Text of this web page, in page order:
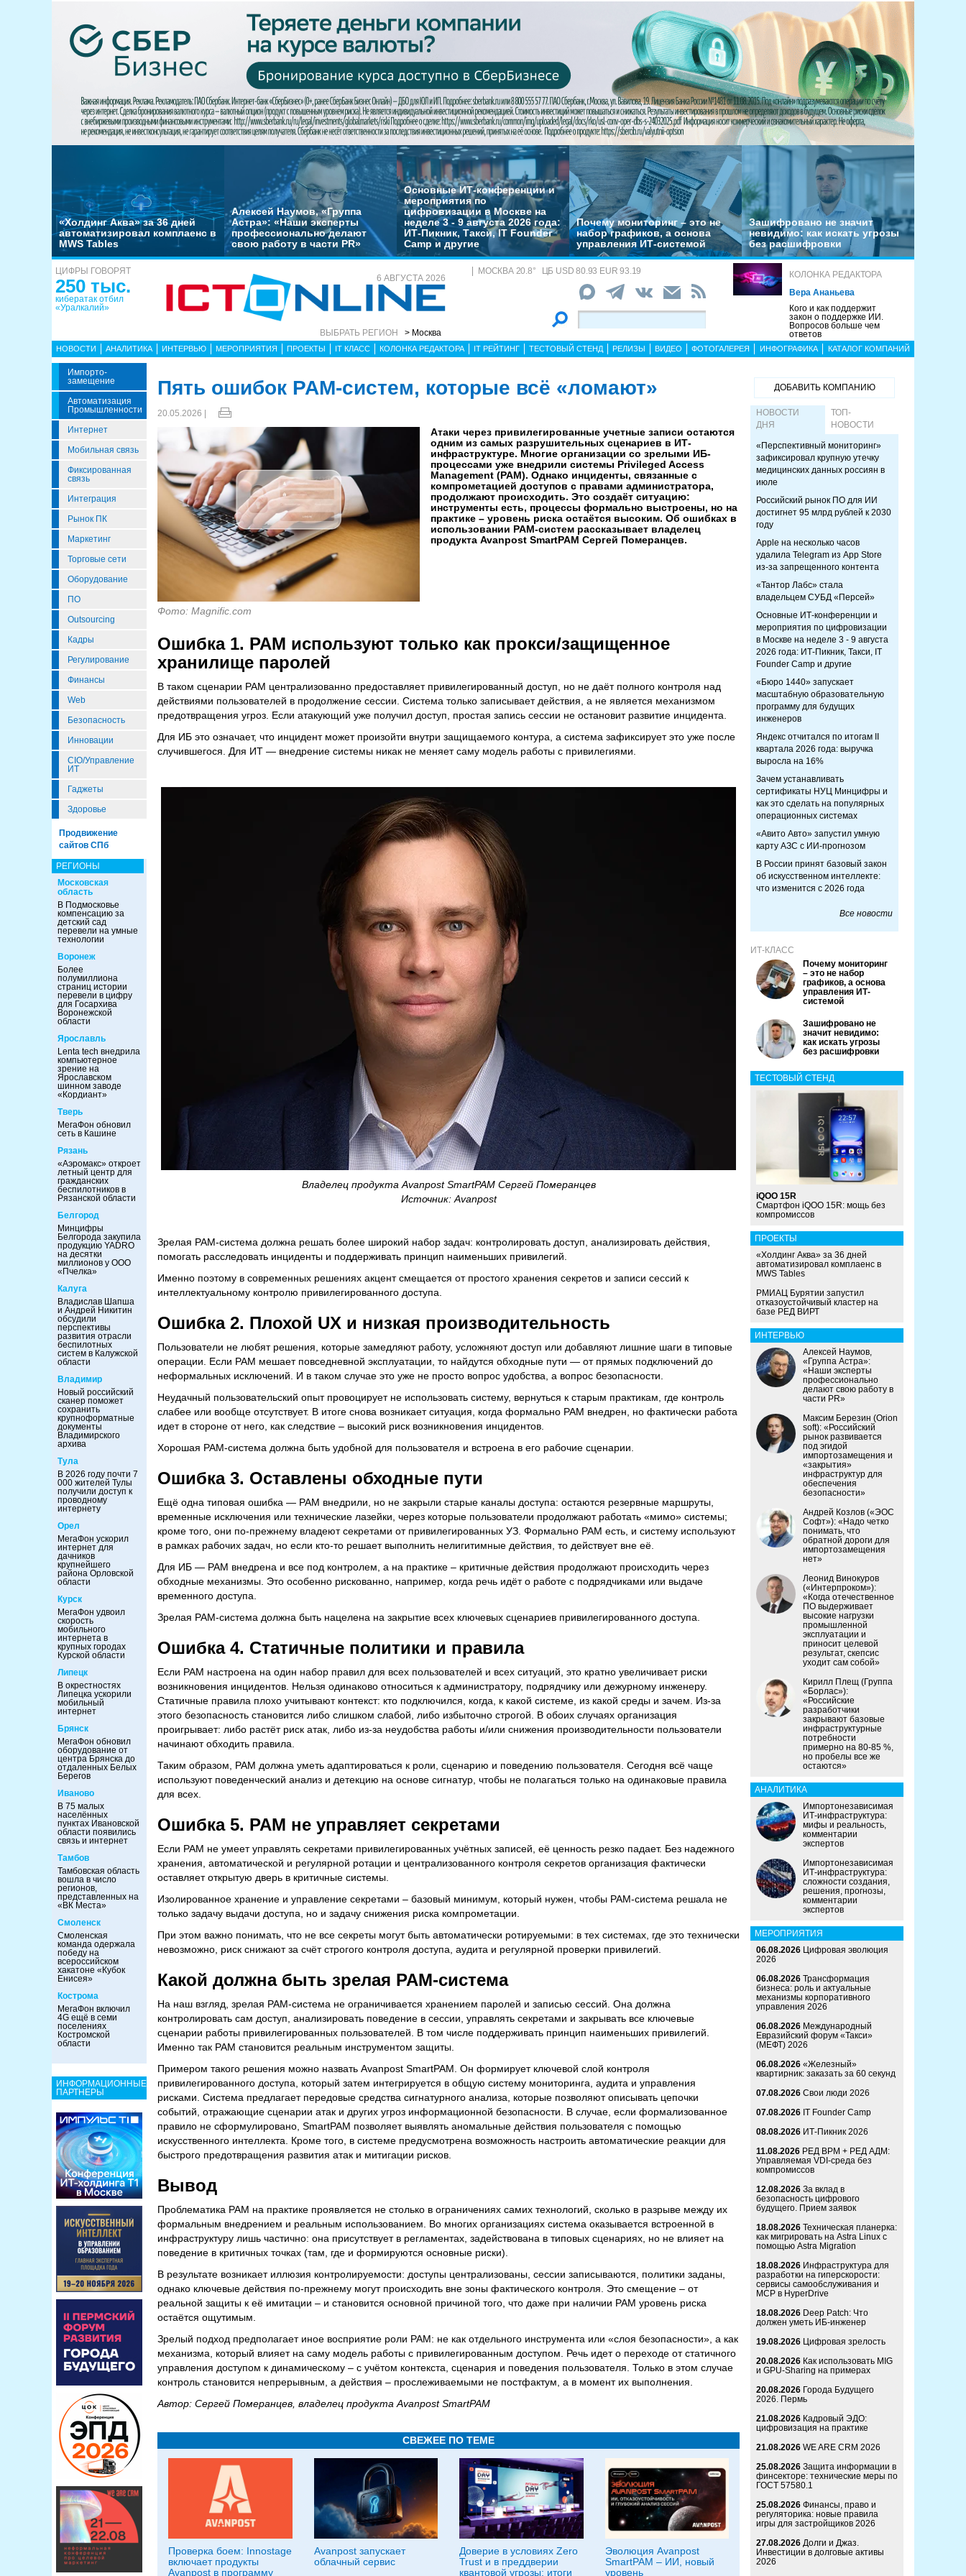
«Холдинг Аква» за 36 дней
автоматизировал комплаенс в
MWS Tables
Алексей Наумов, «Группа
Астра»: «Наши эксперты
профессионально делают
свою работу в части PR»
Основные ИТ-конференции и
мероприятия по
цифровизации в Москве на
неделе 3 - 9 августа 2026 года:
ИТ-Пикник, Такси, IT Founder
Camp и другие
Почему мониторинг – это не
набор графиков, а основа
управления ИТ-системой
Зашифровано не значит
невидимо: как искать угрозы
без расшифровки
ЦИФРЫ ГОВОРЯТ
250 тыс.
кибератак отбил
«Уралкалий»
6 АВГУСТА 2026
ВЫБРАТЬ РЕГИОН > Москва
МОСКВА 20.8° ЦБ USD 80.93 EUR 93.19
КОЛОНКА РЕДАКТОРА
Вера Ананьева
Кого и как поддержит
закон о поддержке ИИ.
Вопросов больше чем
ответов
НОВОСТИ АНАЛИТИКА ИНТЕРВЬЮ МЕРОПРИЯТИЯ ПРОЕКТЫ IT КЛАСС КОЛОНКА РЕДАКТОРА IT РЕЙТИНГ ТЕСТОВЫЙ СТЕНД РЕЛИЗЫ ВИДЕО ФОТОГАЛЕРЕЯ ИНФОГРАФИКА КАТАЛОГ КОМПАНИЙ
Импорто­
Замещение
Автоматизация
Промышленности
Интернет
Мобильная связь
Фиксированная
связь
Интеграция
Рынок ПК
Маркетинг
Торговые сети
Оборудование
ПО
Outsourcing
Кадры
Регулирование
Финансы
Web
Безопасность
Инновации
CIO/Управление
ИТ
Гаджеты
Здоровье
Продвижение
сайтов СПб
РЕГИОНЫ
Московская
область
В Подмосковье
компенсацию за
детский сад
перевели на умные
технологии
Воронеж
Более
полумиллиона
страниц истории
перевели в цифру
для Госархива
Воронежской
области
Ярославль
Lenta tech внедрила
компьютерное
зрение на
Ярославском
шинном заводе
«Кордиант»
Тверь
МегаФон обновил
сеть в Кашине
Рязань
«Аэромакс» откроет
летный центр для
гражданских
беспилотников в
Рязанской области
Белгород
Минцифры
Белгорода закупила
продукцию YADRO
на десятки
миллионов у ООО
«Пчелка»
Калуга
Владислав Шапша
и Андрей Никитин
обсудили
перспективы
развития отрасли
беспилотных
систем в Калужской
области
Владимир
Новый российский
сканер поможет
сохранить
крупноформатные
документы
Владимирского
архива
Тула
В 2026 году почти 7
000 жителей Тулы
получили доступ к
проводному
интернету
Орел
МегаФон ускорил
интернет для
дачников
крупнейшего
района Орловской
области
Курск
МегаФон удвоил
скорость
мобильного
интернета в
крупных городах
Курской области
Липецк
В окрестностях
Липецка ускорили
мобильный
интернет
Брянск
МегаФон обновил
оборудование от
центра Брянска до
отдаленных Белых
Берегов
Иваново
В 75 малых
населённых
пунктах Ивановской
области появились
связь и интернет
Тамбов
Тамбовская область
вошла в число
регионов,
представленных на
«ВК Места»
Смоленск
Смоленская
команда одержала
победу на
всероссийском
хакатоне «Кубок
Енисея»
Кострома
МегаФон включил
4G ещё в семи
поселениях
Костромской
области
ИНФОРМАЦИОННЫЕ
ПАРТНЕРЫ
Пять ошибок PAM-систем, которые всё «ломают»
20.05.2026 |
Фото: Magnific.com
Атаки через привилегированные учетные записи остаются
одним из самых разрушительных сценариев в ИТ-
инфраструктуре. Многие организации со зрелыми ИБ-
процессами уже внедрили системы Privileged Access
Management (PAM). Однако инциденты, связанные с
компрометацией доступов с правами администратора,
продолжают происходить. Это создаёт ситуацию:
инструменты есть, процессы формально выстроены, но на
практике – уровень риска остаётся высоким. Об ошибках в
использовании PAM-систем рассказывает владелец
продукта Avanpost SmartPAM Сергей Померанцев.
Ошибка 1. PAM используют только как прокси/защищенное
хранилище паролей
В таком сценарии PAM централизованно предоставляет привилегированный доступ, но не даёт полного контроля над
действиями пользователей в продолжение сессии. Система только записывает действия, а не является механизмом
предотвращения угроз. Если атакующий уже получил доступ, простая запись сессии не остановит развитие инцидента.
Для ИБ это означает, что инцидент может произойти внутри защищаемого контура, а система зафиксирует это уже после
случившегося. Для ИТ — внедрение системы никак не меняет саму модель работы с привилегиями.
Владелец продукта Avanpost SmartPAM Сергей Померанцев
Источник: Avanpost
Зрелая PAM-система должна решать более широкий набор задач: контролировать доступ, анализировать действия,
помогать расследовать инциденты и поддерживать принцип наименьших привилегий.
Именно поэтому в современных решениях акцент смещается от простого хранения секретов и записи сессий к
интеллектуальному контролю привилегированного доступа.
Ошибка 2. Плохой UX и низкая производительность
Пользователи не любят решения, которые замедляют работу, усложняют доступ или добавляют лишние шаги в типовые
операции. Если PAM мешает повседневной эксплуатации, то найдутся обходные пути — от прямых подключений до
неформальных исключений. И в таком случае это уже не просто вопрос удобства, а вопрос безопасности.
Неудачный пользовательский опыт провоцирует не использовать систему, вернуться к старым практикам, где контроль
слабее или вообще отсутствует. В итоге снова возникает ситуация, когда формально PAM внедрен, но фактически работа
идет в стороне от него, как следствие – высокий риск возникновения инцидентов.
Хорошая PAM-система должна быть удобной для пользователя и встроена в его рабочие сценарии.
Ошибка 3. Оставлены обходные пути
Ещё одна типовая ошибка — PAM внедрили, но не закрыли старые каналы доступа: остаются резервные маршруты,
временные исключения или технические лазейки, через которые пользователи продолжают работать «мимо» системы;
кроме того, они по-прежнему владеют секретами от привилегированных УЗ. Формально PAM есть, и систему используют
в рамках рабочих задач, но если кто-то решает выполнить нелигитимные действия, то действует вне её.
Для ИБ — PAM внедрена и все под контролем, а на практике – критичные действия продолжают происходить через
обходные механизмы. Это особенно рискованно, например, когда речь идёт о работе с подрядчиками или выдаче
временного доступа.
Зрелая PAM‑система должна быть нацелена на закрытие всех ключевых сценариев привилегированного доступа.
Ошибка 4. Статичные политики и правила
Если PAM настроена на один набор правил для всех пользователей и всех ситуаций, это кратно увеличивает риски
возникновения инцидентов. Нельзя одинаково относиться к администратору, подрядчику или дежурному инженеру.
Статичные правила плохо учитывают контекст: кто подключился, когда, к какой системе, из какой среды и зачем. Из‑за
этого безопасность становится либо слишком слабой, либо избыточно строгой. В обоих случаях организация
проигрывает: либо растёт риск атак, либо из-за неудобства работы и/или снижения производительности пользователи
начинают обходить правила.
Таким образом, PAM должна уметь адаптироваться к роли, сценарию и поведению пользователя. Сегодня всё чаще
используют поведенческий анализ и детекцию на основе сигнатур, чтобы не полагаться только на одинаковые правила
для всех.
Ошибка 5. PAM не управляет секретами
Если PAM не умеет управлять секретами привилегированных учётных записей, её ценность резко падает. Без надежного
хранения, автоматической и регулярной ротации и централизованного контроля секретов организация фактически
оставляет открытую дверь в критичные системы.
Изолированное хранение и управление секретами – базовый минимум, который нужен, чтобы PAM-система решала не
только задачу выдачи доступа, но и задачу снижения риска компрометации.
При этом важно понимать, что не все секреты могут быть автоматически ротируемыми: в тех системах, где это технически
невозможно, риск снижают за счёт строгого контроля доступа, аудита и регулярной проверки привилегий.
Какой должна быть зрелая PAM-система
На наш взгляд, зрелая PAM-система не ограничивается хранением паролей и записью сессий. Она должна
контролировать сам доступ, анализировать поведение в сессии, управлять секретами и закрывать все ключевые
сценарии работы привилегированных пользователей. В том числе поддерживать принцип наименьших привилегий.
Именно так PAM становится реальным инструментом защиты.
Примером такого решения можно назвать Avanpost SmartPAM. Он формирует ключевой слой контроля
привилегированного доступа, который затем интегрируется в общую систему мониторинга, аудита и управления
рисками. Система предлагает передовые средства сигнатурного анализа, которые позволяют описывать цепочки
событий, отражающие сценарии атак и других угроз информационной безопасности. В случае, если формализованное
правило не сформулировано, SmartPAM позволяет выявлять аномальные действия пользователя с помощью
искусственного интеллекта. Кроме того, в системе предусмотрена возможность настроить автоматические реакции для
быстрого предотвращения развития атак и митигации рисков.
Вывод
Проблематика PAM на практике проявляется не столько в ограничениях самих технологий, сколько в разрыве между их
формальным внедрением и реальным использованием. Во многих организациях система оказывается встроенной в
инфраструктуру лишь частично: она присутствует в регламентах, задействована в типовых сценариях, но не влияет на
поведение в критичных точках (там, где и формируются основные риски).
В результате возникает иллюзия контролируемости: доступы централизованы, сессии записываются, политики заданы,
однако ключевые действия по-прежнему могут происходить вне зоны фактического контроля. Это смещение – от
реальной защиты к её имитации – и становится основной причиной того, что даже при наличии PAM уровень риска
остаётся ощутимым.
Зрелый подход предполагает иное восприятие роли PAM: не как отдельного инструмента или «слоя безопасности», а как
механизма, который влияет на саму модель работы с привилегированным доступом. Речь идет о переходе от статичного
управления доступом к динамическому – с учётом контекста, сценария и поведения пользователя. Только в этом случае
контроль становится непрерывным, а действия – прослеживаемыми не постфактум, а в момент их выполнения.
Автор: Сергей Померанцев, владелец продукта Avanpost SmartPAM
СВЕЖЕЕ ПО ТЕМЕ
Проверка боем: Innostage
включает продукты
Avanpost в программу
Avanpost запускает
облачный сервис
Доверие в условиях Zero
Trust и в преддверии
квантовой угрозы: итоги
Эволюция Avanpost
SmartPAM – ИИ, новый
уровень
ДОБАВИТЬ КОМПАНИЮ
НОВОСТИ
ДНЯ
ТОП-
НОВОСТИ
«Перспективный мониторинг»
зафиксировал крупную утечку
медицинских данных россиян в
июле
Российский рынок ПО для ИИ
достигнет 95 млрд рублей к 2030
году
Apple на несколько часов
удалила Telegram из App Store
из-за запрещенного контента
«Тантор Лабс» стала
владельцем СУБД «Персей»
Основные ИТ-конференции и
мероприятия по цифровизации
в Москве на неделе 3 - 9 августа
2026 года: ИТ-Пикник, Такси, IT
Founder Camp и другие
«Бюро 1440» запускает
масштабную образовательную
программу для будущих
инженеров
Яндекс отчитался по итогам II
квартала 2026 года: выручка
выросла на 16%
Зачем устанавливать
сертификаты НУЦ Минцифры и
как это сделать на популярных
операционных системах
«Авито Авто» запустил умную
карту АЗС с ИИ-прогнозом
В России принят базовый закон
об искусственном интеллекте:
что изменится с 2026 года
Все новости
ИТ-КЛАСС
Почему мониторинг
– это не набор
графиков, а основа
управления ИТ-
системой
Зашифровано не
значит невидимо:
как искать угрозы
без расшифровки
ТЕСТОВЫЙ СТЕНД
iQOO 15R
Смартфон iQOO 15R: мощь без
компромиссов
ПРОЕКТЫ
«Холдинг Аква» за 36 дней
автоматизировал комплаенс в
MWS Tables
РМИАЦ Бурятии запустил
отказоустойчивый кластер на
базе РЕД ВИРТ
ИНТЕРВЬЮ
Алексей Наумов,
«Группа Астра»:
«Наши эксперты
профессионально
делают свою работу в
части PR»
Максим Березин (Orion
soft): «Российский
рынок развивается
под эгидой
импортозамещения и
«закрытия»
инфраструктур для
обеспечения
безопасности»
Андрей Козлов («ЭОС
Софт»): «Надо четко
понимать, что
обратной дороги для
импортозамещения
нет»
Леонид Винокуров
(«Интерпроком»):
«Когда отечественное
ПО выдерживает
высокие нагрузки
промышленной
эксплуатации и
приносит целевой
результат, скепсис
уходит сам собой»
Кирилл Плещ (Группа
«Борлас»):
«Российские
разработчики
закрывают базовые
инфраструктурные
потребности
примерно на 80-85 %,
но пробелы все же
остаются»
АНАЛИТИКА
Импортонезависимая
ИТ-инфраструктура:
мифы и реальность,
комментарии
экспертов
Импортонезависимая
ИТ-инфраструктура:
сложности создания,
решения, прогнозы,
комментарии
экспертов
МЕРОПРИЯТИЯ
06.08.2026 Цифровая эволюция
2026
06.08.2026 Трансформация
бизнеса: роль и актуальные
механизмы корпоративного
управления 2026
06.08.2026 Международный
Евразийский форум «Такси»
(МЕФТ) 2026
06.08.2026 «Железный»
квартирник: заказать за 60 секунд
07.08.2026 Свои люди 2026
07.08.2026 IT Founder Camp
08.08.2026 ИТ-Пикник 2026
11.08.2026 РЕД ВРМ + РЕД АДМ:
Управляемая VDI-среда без
компромиссов
12.08.2026 За вклад в
безопасность цифрового
будущего. Прием заявок
18.08.2026 Техническая планерка:
как мигрировать на Astra Linux с
помощью Astra Migration
18.08.2026 Инфраструктура для
разработки на гиперскорости:
сервисы самообслуживания и
MCP в HyperDrive
18.08.2026 Deep Patch: Что
должен уметь ИБ-инженер
19.08.2026 Цифровая зрелость
20.08.2026 Как использовать MIG
и GPU-Sharing на примерах
20.08.2026 Города Будущего
2026. Пермь
21.08.2026 Кадровый ЭДО:
цифровизация на практике
21.08.2026 WE ARE CRM 2026
25.08.2026 Защита информации в
финсекторе: технические меры по
ГОСТ 57580.1
25.08.2026 Финансы, право и
регуляторика: новые правила
игры для застройщиков 2026
27.08.2026 Долги и Джаз.
Инвестиции в долговые активы
2026